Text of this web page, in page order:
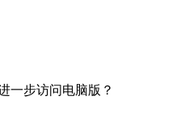
一步访问电脑版？